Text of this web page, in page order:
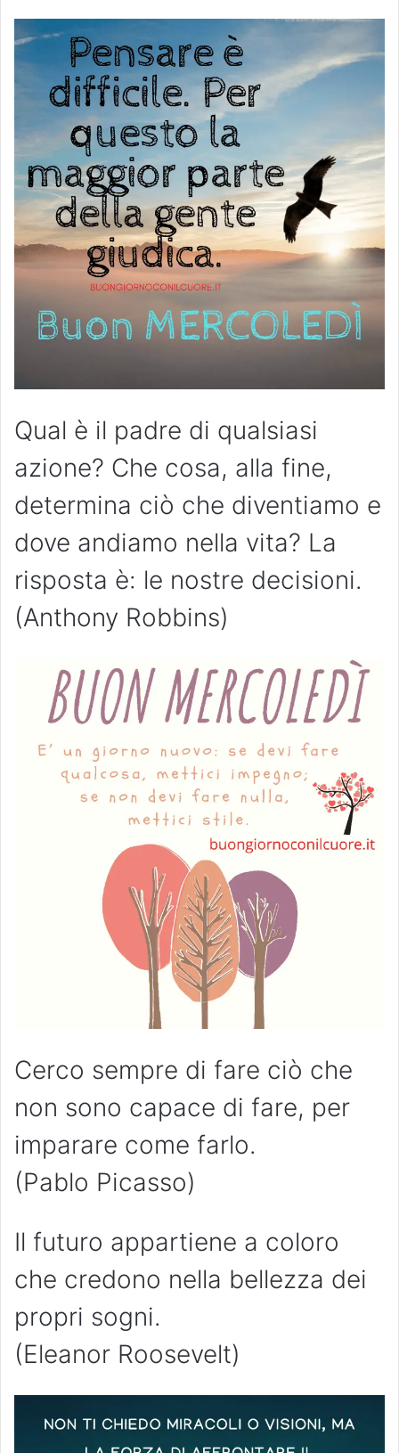
Qual è il padre di qualsiasi
azione? Che cosa, alla fine,
determina ciò che diventiamo e
dove andiamo nella vita? La
risposta è: le nostre decisioni.
(Anthony Robbins)
Cerco sempre di fare ciò che
non sono capace di fare, per
imparare come farlo.
(Pablo Picasso)
Il futuro appartiene a coloro
che credono nella bellezza dei
propri sogni.
(Eleanor Roosevelt)